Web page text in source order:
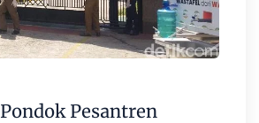
Pondok Pesantren